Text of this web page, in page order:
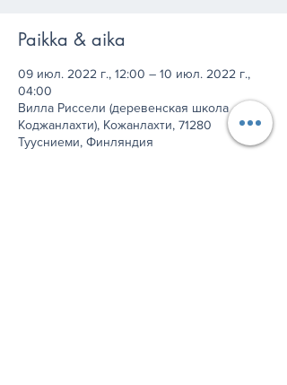
Paikka & aika
09 июл. 2022 г., 12:00 – 10 июл. 2022 г.,
04:00
Вилла Риссели (деревенская школа
Коджанлахти), Кожанлахти, 71280
Туусниеми, Финляндия